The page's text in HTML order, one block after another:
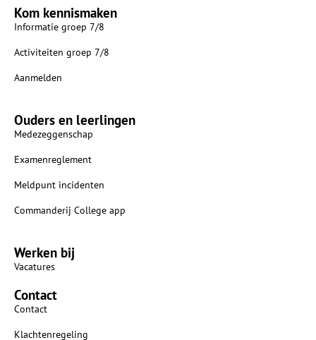
Kom kennismaken
Informatie groep 7/8
Activiteiten groep 7/8
Aanmelden
Ouders en leerlingen
Medezeggenschap
Examenreglement
Meldpunt incidenten
Commanderij College app
Werken bij
Vacatures
Contact
Contact
Klachtenregeling